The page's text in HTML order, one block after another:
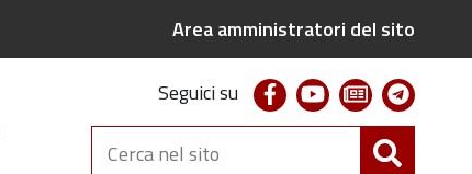
Area amministratori del sito
Seguici su facebookyoutubenewsletter
Cerca